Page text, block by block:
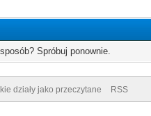
Spróbuj ponownie.
działy jako przeczytane RSS